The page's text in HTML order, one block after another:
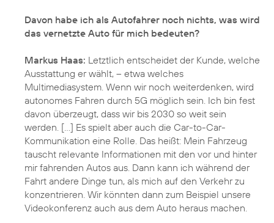
Davon habe ich als Autofahrer noch nichts, was wird
das vernetzte Auto für mich bedeuten?
Markus Haas: Letztlich entscheidet der Kunde, welche
Ausstattung er wählt, – etwa welches
Multimediasystem. Wenn wir noch weiterdenken, wird
autonomes Fahren durch 5G möglich sein. Ich bin fest
davon überzeugt, dass wir bis 2030 so weit sein
werden. [...] Es spielt aber auch die Car-to-Car-
Kommunikation eine Rolle. Das heißt: Mein Fahrzeug
tauscht relevante Informationen mit den vor und hinter
mir fahrenden Autos aus. Dann kann ich während der
Fahrt andere Dinge tun, als mich auf den Verkehr zu
konzentrieren. Wir könnten dann zum Beispiel unsere
Videokonferenz auch aus dem Auto heraus machen.